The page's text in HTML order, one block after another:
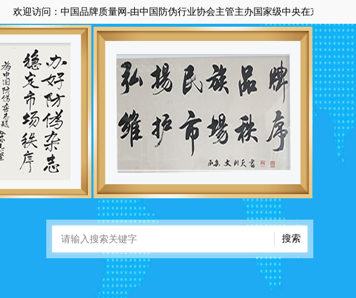
访问：中国品牌质量网-由中国防伪行业协会主管主办国家级中央在京科技期刊《